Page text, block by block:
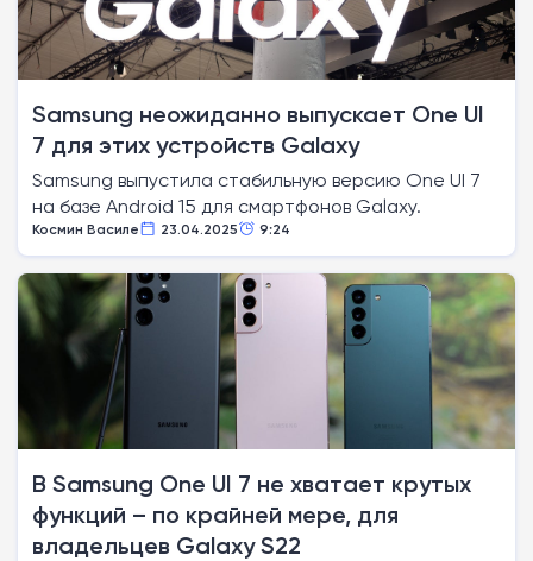
Samsung неожиданно выпускает One UI
7 для этих устройств Galaxy
Samsung выпустила стабильную версию One UI 7
на базе Android 15 для смартфонов Galaxy.
Космин Василе 23.04.2025 9:24
В Samsung One UI 7 не хватает крутых
функций – по крайней мере, для
владельцев Galaxy S22